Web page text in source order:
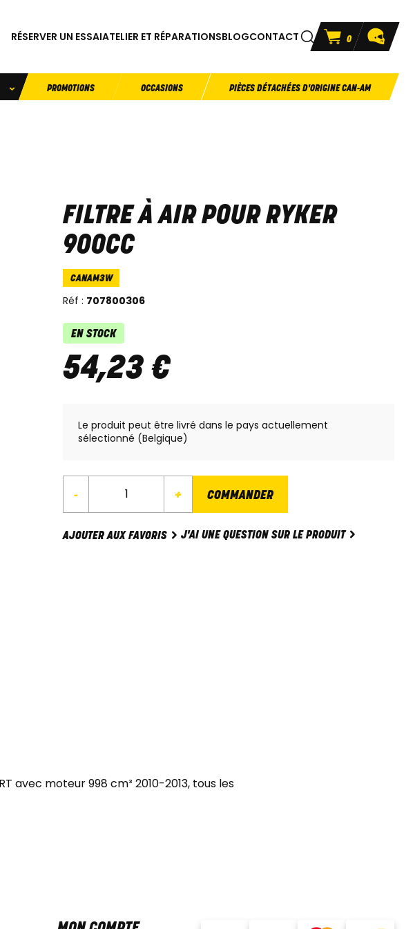
RÉSERVER UN ESSAIATELIER ET RÉPARATIONSBLOGCONTACT 0
PROMOTIONS OCCASIONS PIÈCES DÉTACHÉES D'ORIGINE CAN-AM
FILTRE À AIR POUR RYKER
900CC
CANAM3W
Réf : 707800306
EN STOCK
54,23 €
Le produit peut être livré dans le pays actuellement
sélectionné (Belgique)
- + COMMANDER
AJOUTER AUX FAVORIS J'AI UNE QUESTION SUR LE PRODUIT
avec moteur 998 cm³ 2010-2013, tous les